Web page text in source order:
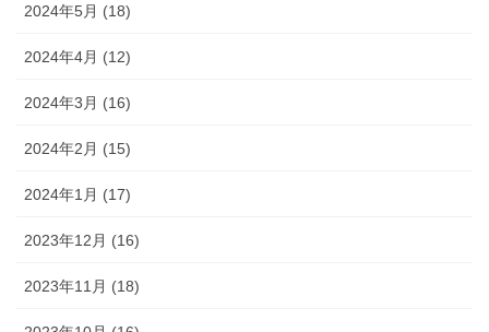
2024年5月 (18)
2024年4月 (12)
2024年3月 (16)
2024年2月 (15)
2024年1月 (17)
2023年12月 (16)
2023年11月 (18)